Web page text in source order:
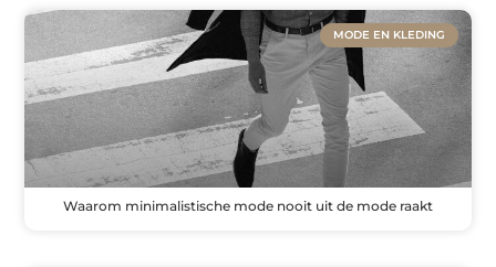
MODE EN KLEDING
Waarom minimalistische mode nooit uit de mode raakt